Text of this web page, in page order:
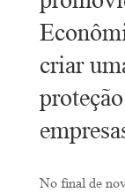
criar
No final de